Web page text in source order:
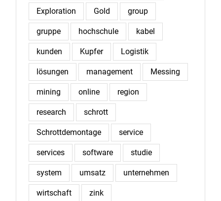
Exploration Gold group
gruppe hochschule kabel
kunden Kupfer Logistik
lösungen management Messing
mining online region
research schrott
Schrottdemontage service
services software studie
system umsatz unternehmen
wirtschaft zink